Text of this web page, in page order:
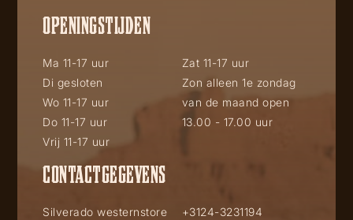
OPENINGSTIJDEN
Ma 11-17 uur
Di gesloten
Wo 11-17 uur
Do 11-17 uur
Vrij 11-17 uur
Zat 11-17 uur
Zon alleen 1e zondag
van de maand open
13.00 - 17.00 uur
CONTACTGEGEVENS
Silverado westernstore
+3124-3231194